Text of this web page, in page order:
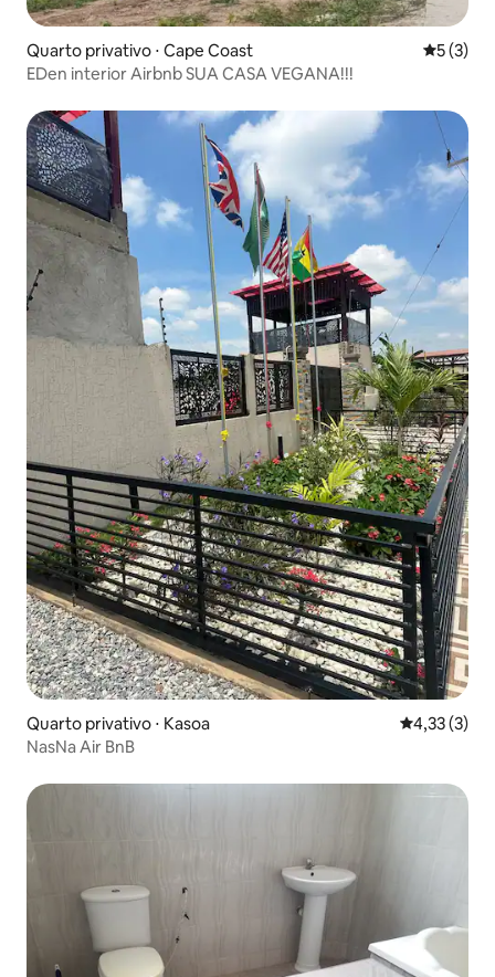
Quarto privativo ⋅ Cape Coast 5 de
5 (3)
EDen interior Airbnb SUA CASA VEGANA!!!
Quarto privativo ⋅ Kasoa 4,33 de
4,33 (3)
NasNa Air BnB